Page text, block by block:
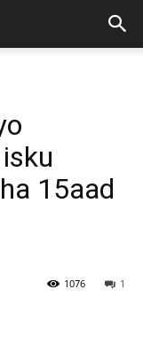
15aad
1
1076